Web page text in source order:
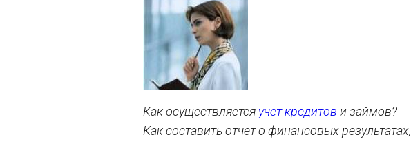
Как осуществляется учет кредитов и займов?
Как составить отчет о финансовых результатах,